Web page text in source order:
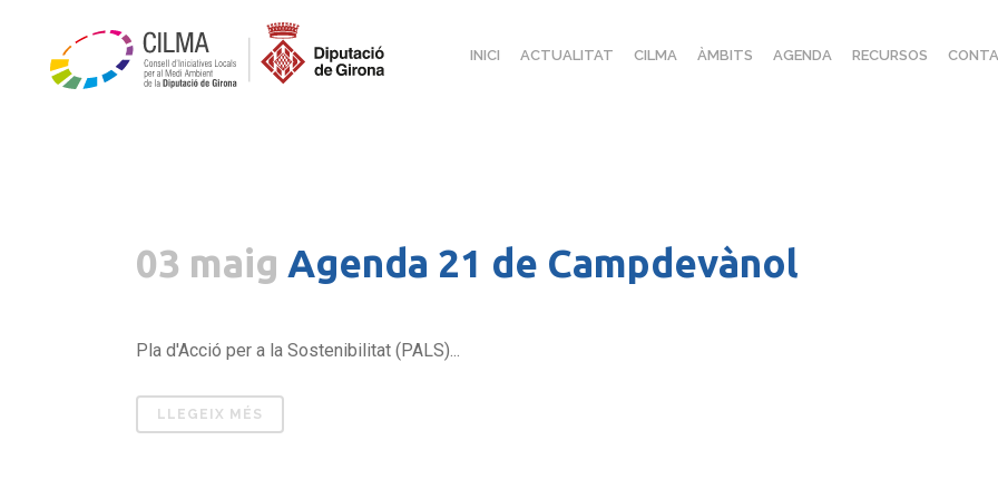
INICI ACTUALITAT CILMA ÀMBITS AGENDA RECURSOS
03 maig Agenda 21 de Campdevànol
Pla d'Acció per a la Sostenibilitat (PALS)...
LLEGEIX MÉS